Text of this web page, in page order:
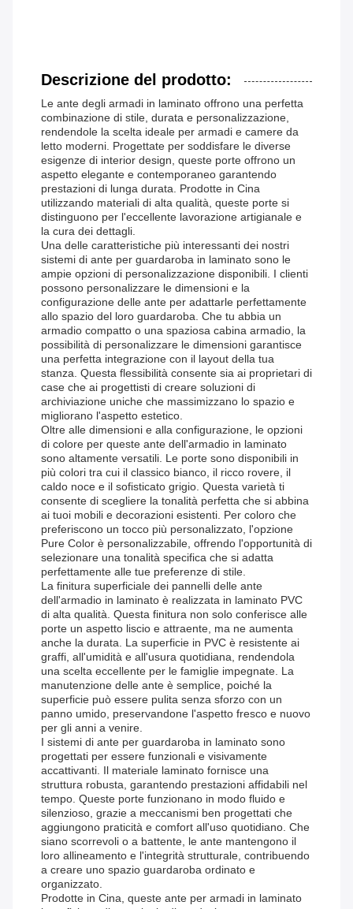
Descrizione del prodotto:
Le ante degli armadi in laminato offrono una perfetta
combinazione di stile, durata e personalizzazione,
rendendole la scelta ideale per armadi e camere da
letto moderni. Progettate per soddisfare le diverse
esigenze di interior design, queste porte offrono un
aspetto elegante e contemporaneo garantendo
prestazioni di lunga durata. Prodotte in Cina
utilizzando materiali di alta qualità, queste porte si
distinguono per l'eccellente lavorazione artigianale e
la cura dei dettagli.
Una delle caratteristiche più interessanti dei nostri
sistemi di ante per guardaroba in laminato sono le
ampie opzioni di personalizzazione disponibili. I clienti
possono personalizzare le dimensioni e la
configurazione delle ante per adattarle perfettamente
allo spazio del loro guardaroba. Che tu abbia un
armadio compatto o una spaziosa cabina armadio, la
possibilità di personalizzare le dimensioni garantisce
una perfetta integrazione con il layout della tua
stanza. Questa flessibilità consente sia ai proprietari di
case che ai progettisti di creare soluzioni di
archiviazione uniche che massimizzano lo spazio e
migliorano l'aspetto estetico.
Oltre alle dimensioni e alla configurazione, le opzioni
di colore per queste ante dell'armadio in laminato
sono altamente versatili. Le porte sono disponibili in
più colori tra cui il classico bianco, il ricco rovere, il
caldo noce e il sofisticato grigio. Questa varietà ti
consente di scegliere la tonalità perfetta che si abbina
ai tuoi mobili e decorazioni esistenti. Per coloro che
preferiscono un tocco più personalizzato, l'opzione
Pure Color è personalizzabile, offrendo l'opportunità di
selezionare una tonalità specifica che si adatta
perfettamente alle tue preferenze di stile.
La finitura superficiale dei pannelli delle ante
dell'armadio in laminato è realizzata in laminato PVC
di alta qualità. Questa finitura non solo conferisce alle
porte un aspetto liscio e attraente, ma ne aumenta
anche la durata. La superficie in PVC è resistente ai
graffi, all'umidità e all'usura quotidiana, rendendola
una scelta eccellente per le famiglie impegnate. La
manutenzione delle ante è semplice, poiché la
superficie può essere pulita senza sforzo con un
panno umido, preservandone l'aspetto fresco e nuovo
per gli anni a venire.
I sistemi di ante per guardaroba in laminato sono
progettati per essere funzionali e visivamente
accattivanti. Il materiale laminato fornisce una
struttura robusta, garantendo prestazioni affidabili nel
tempo. Queste porte funzionano in modo fluido e
silenzioso, grazie a meccanismi ben progettati che
aggiungono praticità e comfort all'uso quotidiano. Che
siano scorrevoli o a battente, le ante mantengono il
loro allineamento e l'integrità strutturale, contribuendo
a creare uno spazio guardaroba ordinato e
organizzato.
Prodotte in Cina, queste ante per armadi in laminato